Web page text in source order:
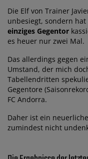
Die Elf von Trainer
unbesiegt, sondern
einziges Gegentor
es heuer nur zwei Mal.
Das allerdings gegen
Umstand, der mich
Tabellendritten
Gegentore
FC Andorra.
Daher ist ein
zumindest nicht